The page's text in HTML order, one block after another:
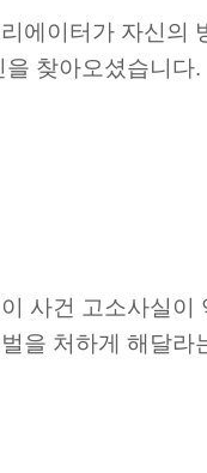
에이터가 자신의
찾아오셨습니다.
사건 고소사실
을 처하게 해달라